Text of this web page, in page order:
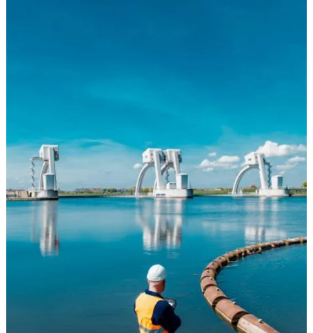
Empresa gestão ambiental
Empresa de licenciamento ambiental
Empresa de licenciamento ambiental em Contagem
Empresa de projeto técnico de reconstituição da flora
Empresa que faz análise de água
Empresas gerenciamento de resíduos sólidos
Empresas de gestão de resíduos industriais